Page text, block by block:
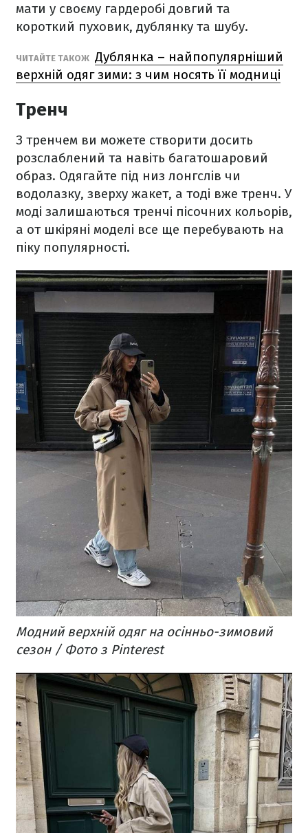
мати у своєму гардеробі довгий та
короткий пуховик, дублянку та шубу.
ЧИТАЙТЕ ТАКОЖ Дублянка – найпопулярніший
верхній одяг зими: з чим носять її модниці
Тренч
З тренчем ви можете створити досить
розслаблений та навіть багатошаровий
образ. Одягайте під низ лонгслів чи
водолазку, зверху жакет, а тоді вже тренч. У
моді залишаються тренчі пісочних кольорів,
а от шкіряні моделі все ще перебувають на
піку популярності.
Модний верхній одяг на осінньо-зимовий
сезон / Фото з Pinterest